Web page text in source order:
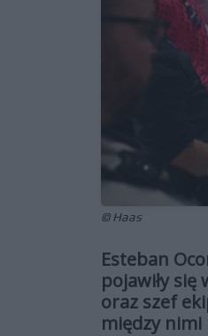
© Haas
Esteban
pojawiły się
oraz szef
między nimi